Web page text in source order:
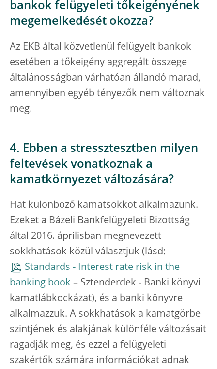
bankok felügyeleti tőkeigényének
megemelkedését okozza?
Az EKB által közvetlenül felügyelt bankok
esetében a tőkeigény aggregált összege
általánosságban várhatóan állandó marad,
amennyiben egyéb tényezők nem változnak
meg.
4. Ebben a stressztesztben milyen
feltevések vonatkoznak a
kamatkörnyezet változására?
Hat különböző kamatsokkot alkalmazunk.
Ezeket a Bázeli Bankfelügyeleti Bizottság
által 2016. áprilisban megnevezett
sokkhatások közül választjuk (lásd:
Standards - Interest rate risk in the
banking book – Sztenderdek - Banki könyvi
kamatlábkockázat), és a banki könyvre
alkalmazzuk. A sokkhatások a kamatgörbe
szintjének és alakjának különféle változásait
ragadják meg, és ezzel a felügyeleti
szakértők számára információkat adnak